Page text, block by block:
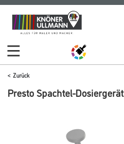
Zum
Inhalt
Zum
Navigationsmenü
Zurück
Presto Spachtel-Dosiergerät